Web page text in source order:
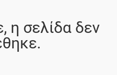
η σελίδα δεν